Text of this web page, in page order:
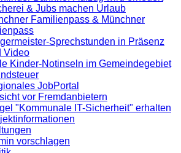
& Jubs machen Urlaub
Familienpass & Münchner
Sprechstunden in Präsenz
Video
Kinder-Notinseln im Gemeindegebiet
JobPortal
vor Fremdanbietern
"Kommunale IT-Sicherheit" erhalten
vorschlagen